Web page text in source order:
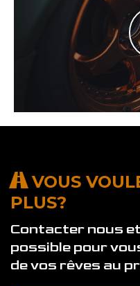
VOUS
PLUS?
Contacter nous
possible pour
de vos rêves au